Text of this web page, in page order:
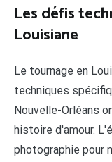
Les défis
Louisiane
Le tournage en
techniques
Nouvelle-Orléans
histoire d'amour.
photographie pour